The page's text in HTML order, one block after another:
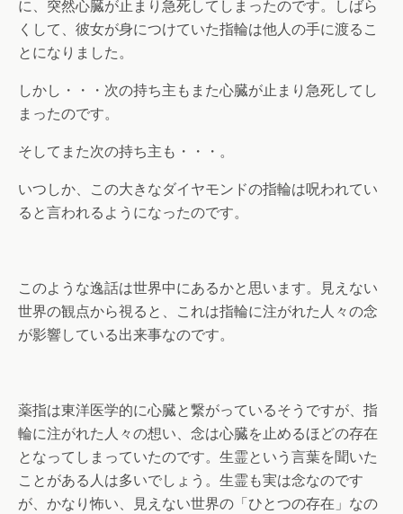
に、突然心臓が止まり急死してしまったのです。しばら
くして、彼女が身につけていた指輪は他人の手に渡るこ
とになりました。
しかし・・・次の持ち主もまた心臓が止まり急死してし
まったのです。
そしてまた次の持ち主も・・・。
いつしか、この大きなダイヤモンドの指輪は呪われてい
ると言われるようになったのです。
このような逸話は世界中にあるかと思います。見えない
世界の観点から視ると、これは指輪に注がれた人々の念
が影響している出来事なのです。
薬指は東洋医学的に心臓と繋がっているそうですが、指
輪に注がれた人々の想い、念は心臓を止めるほどの存在
となってしまっていたのです。生霊という言葉を聞いた
ことがある人は多いでしょう。生霊も実は念なのです
が、かなり怖い、見えない世界の「ひとつの存在」なの